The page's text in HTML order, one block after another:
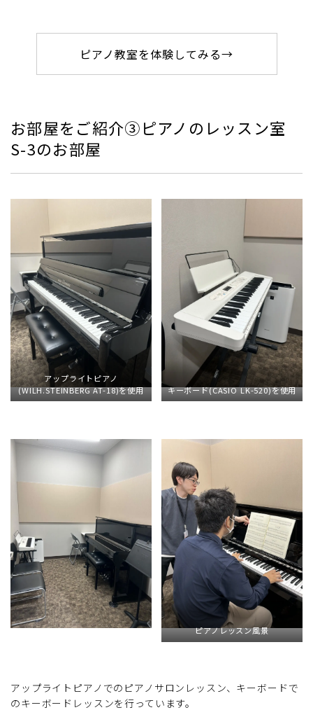
ピアノ教室を体験してみる→
お部屋をご紹介③ピアノのレッスン室
S-3のお部屋
アップライトピアノ
(WILH.STEINBERG AT-18)を使用
キーボード(CASIO LK-520)を使用
ピアノレッスン風景
アップライトピアノでのピアノサロンレッスン、キーボードで
のキーボードレッスンを行っています。